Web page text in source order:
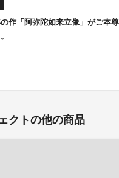
作「阿弥陀如来立像」がご本
クトの他の商品